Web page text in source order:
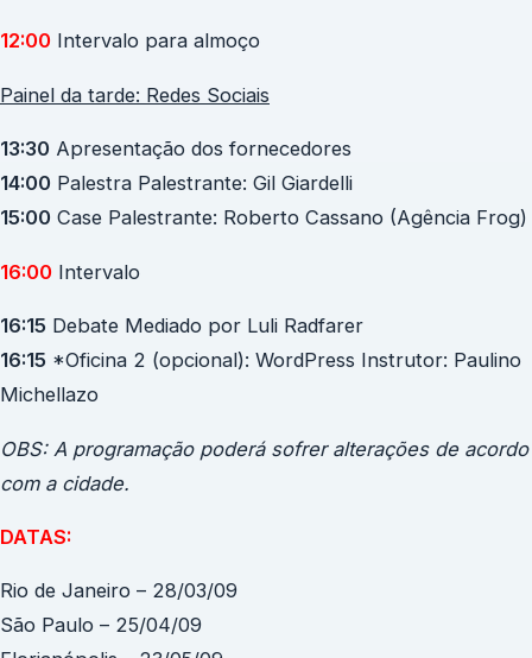
12:00 Intervalo para almoço
Painel da tarde: Redes Sociais
13:30 Apresentação dos fornecedores
14:00 Palestra Palestrante: Gil Giardelli
15:00 Case Palestrante: Roberto Cassano (Agência Frog)
16:00 Intervalo
16:15 Debate Mediado por Luli Radfarer
16:15 *Oficina 2 (opcional): WordPress Instrutor: Paulino
Michellazo
OBS: A programação poderá sofrer alterações de acordo
com a cidade.
DATAS:
Rio de Janeiro – 28/03/09
São Paulo – 25/04/09